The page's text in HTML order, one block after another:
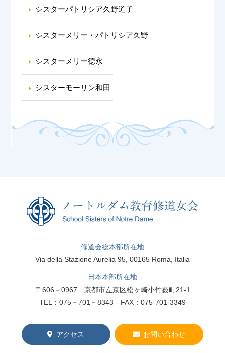
シスターパトリシア久野道子
シスターメリー・パトリシア久野
シスターメリー德永
シスターモーリン和田
修道会総本部所在地
Via della Stazione Aurelia 95, 00165 Roma, Italia
日本本部所在地
〒606－0967 京都市左京区松ヶ崎小竹薮町21-1
TEL：075－701－8343 FAX：075-701-3349
アクセス お問い合わせ